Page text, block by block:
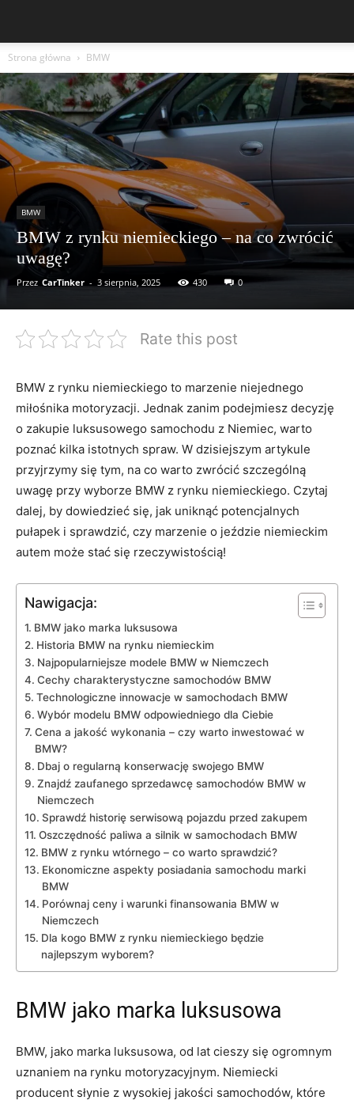
Strona główna BMW
BMW
BMW z rynku niemieckiego – na co zwrócić
uwagę?
Przez CarTinker - 3 sierpnia, 2025 430 0
Rate this post
BMW z rynku niemieckiego to marzenie niejednego​
miłośnika‌ motoryzacji. Jednak zanim podejmiesz decyzję
o zakupie ⁣luksusowego samochodu‌ z Niemiec,⁤ warto
⁢poznać kilka istotnych spraw.‌ W dzisiejszym artykule
przyjrzymy się tym, na co warto zwrócić szczególną
uwagę przy wyborze BMW ​z rynku niemieckiego. Czytaj
dalej, ‍by dowiedzieć się, jak uniknąć potencjalnych
pułapek i sprawdzić, czy ‍marzenie o jeździe​ niemieckim
autem ⁢może stać się rzeczywistością!
Nawigacja:
BMW jako marka luksusowa
Historia BMW na rynku niemieckim
Najpopularniejsze modele BMW w Niemczech
Cechy charakterystyczne samochodów BMW
Technologiczne innowacje w samochodach BMW
Wybór ‍modelu BMW odpowiedniego dla Ciebie
Cena‍ a⁢ jakość wykonania‍ –⁢ czy ⁣warto inwestować‍ w
‌BMW?
Dbaj o regularną konserwację swojego ‍BMW
Znajdź zaufanego sprzedawcę samochodów BMW w
Niemczech
Sprawdź historię serwisową ‌pojazdu przed zakupem
Oszczędność ​paliwa a silnik w samochodach BMW
BMW z‌ rynku wtórnego – co ​warto sprawdzić?
Ekonomiczne aspekty posiadania samochodu marki
BMW
Porównaj ceny i warunki finansowania ‍BMW⁢ w
Niemczech
Dla kogo BMW ⁢z rynku niemieckiego będzie
najlepszym wyborem?
BMW jako marka luksusowa
BMW, jako marka luksusowa, od lat cieszy ‌się ‌ogromnym
uznaniem na rynku motoryzacyjnym. Niemiecki
producent słynie z wysokiej jakości samochodów, które